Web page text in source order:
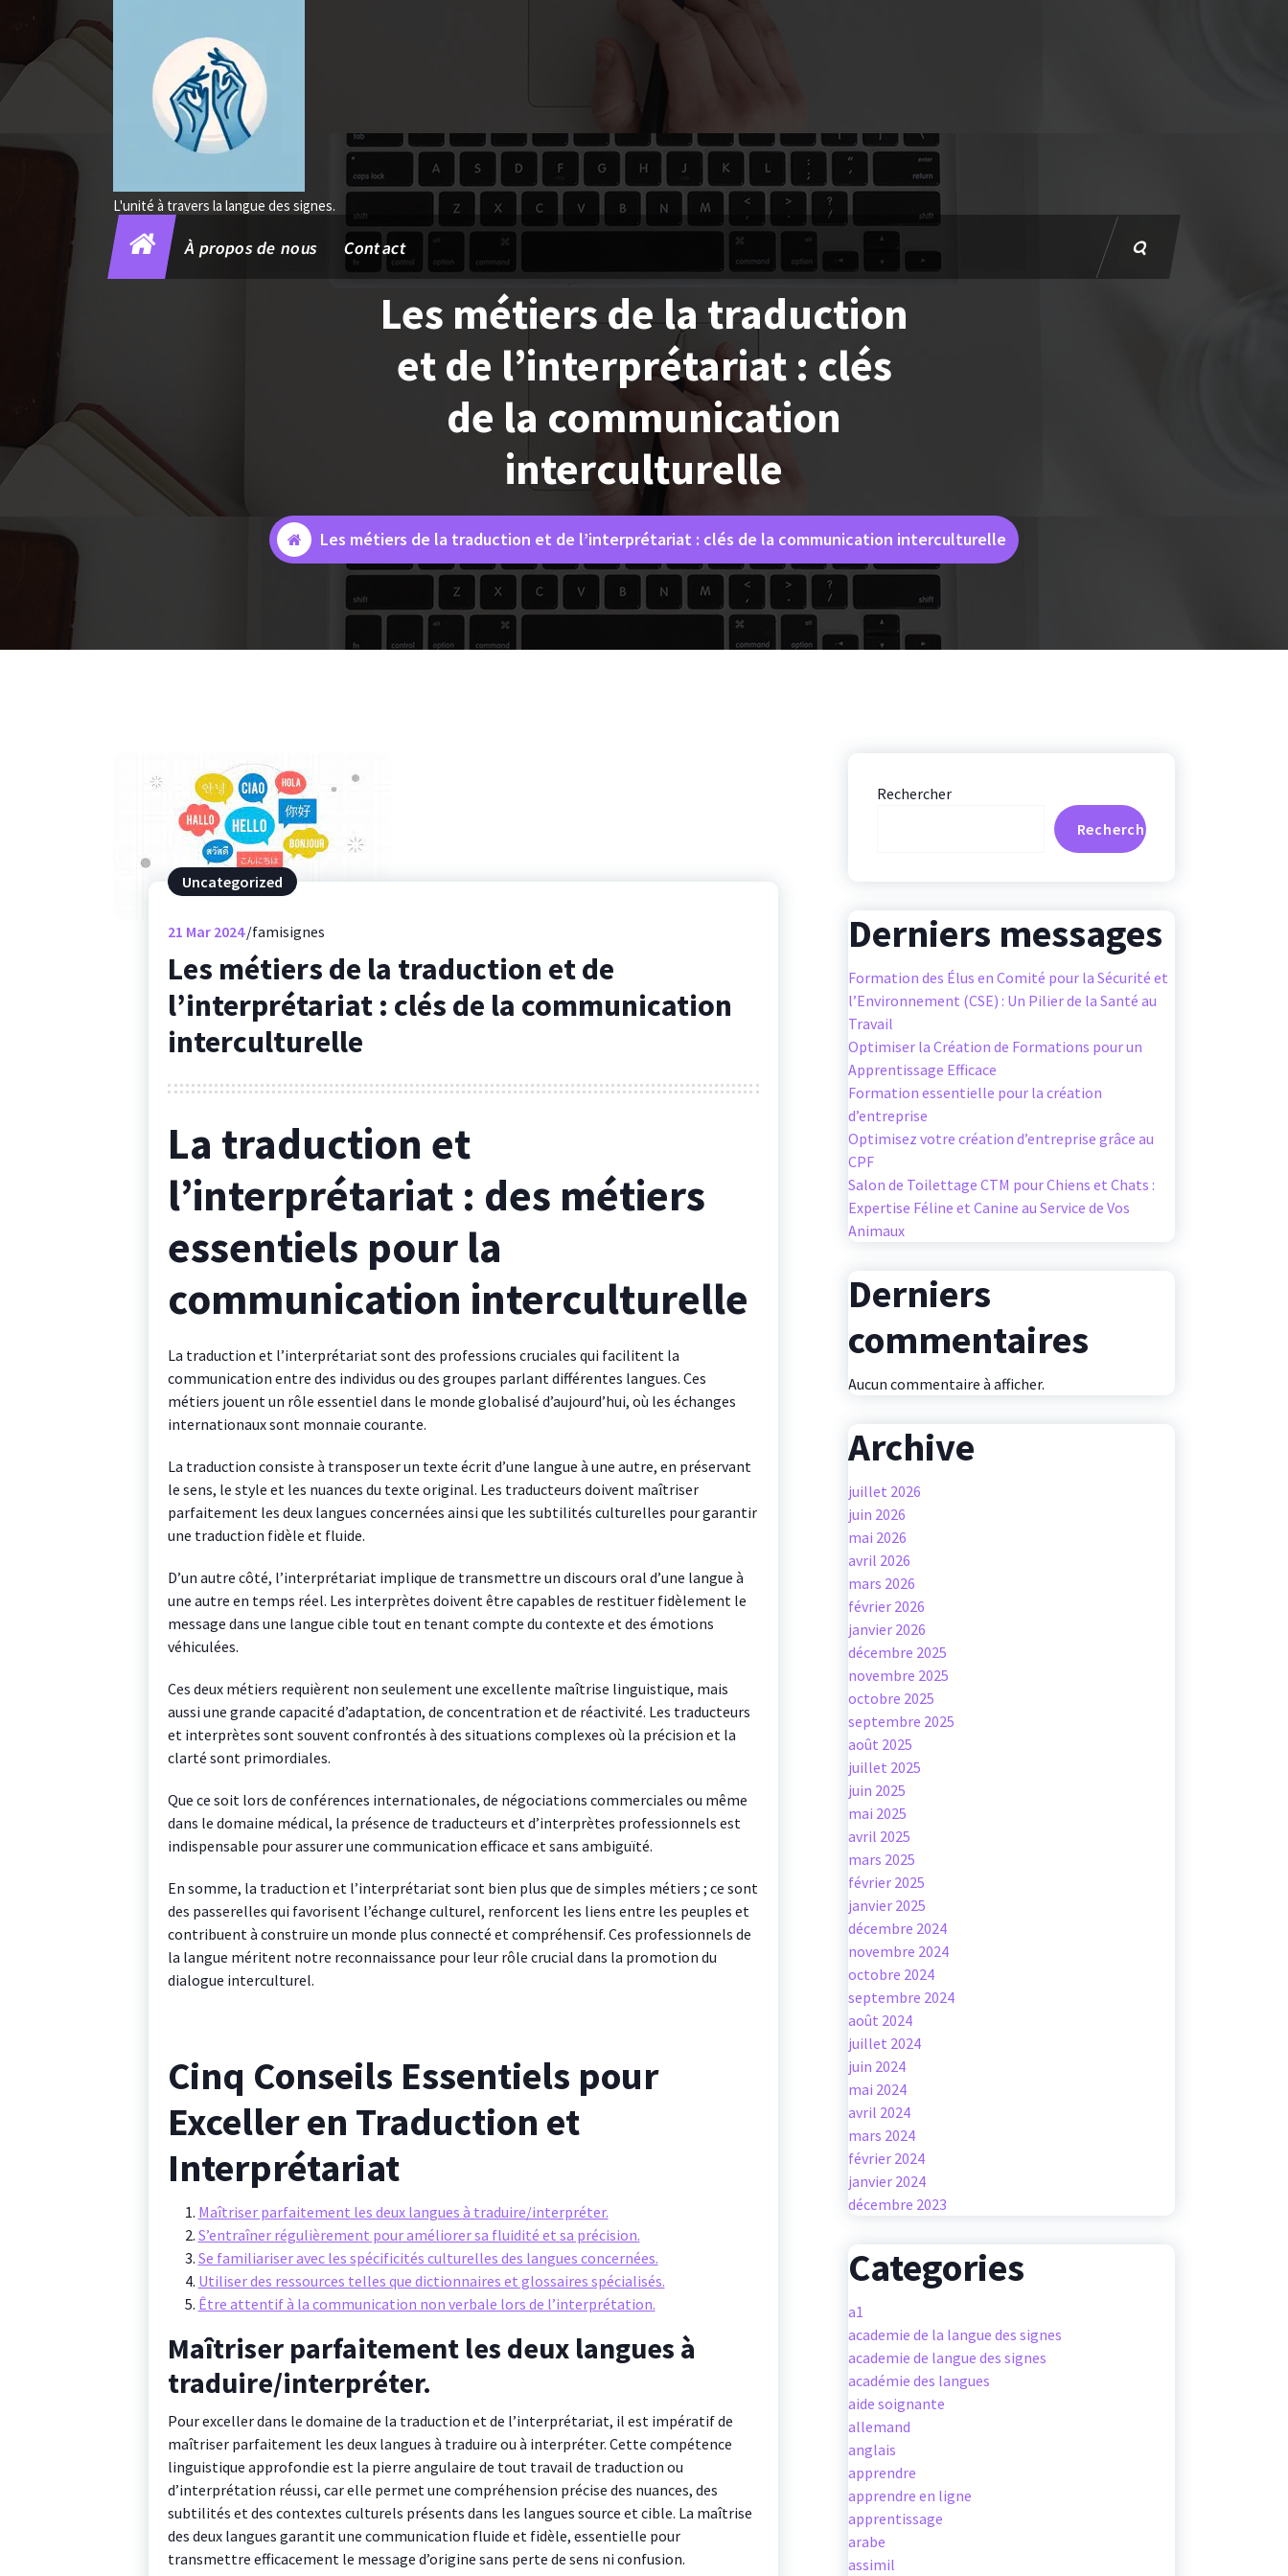
contenu
L'unité à travers la langue des signes.
À propos de nous Contact
Les métiers de la traduction
et de l’interprétariat : clés
de la communication
interculturelle
Les métiers de la traduction et de l’interprétariat : clés de la communication interculturelle
Uncategorized
21 Mar 2024 famisignes
Les métiers de la traduction et de
l’interprétariat : clés de la communication
interculturelle
La traduction et
l’interprétariat : des métiers
essentiels pour la
communication interculturelle
La traduction et l’interprétariat sont des professions cruciales qui facilitent la
communication entre des individus ou des groupes parlant différentes langues. Ces
métiers jouent un rôle essentiel dans le monde globalisé d’aujourd’hui, où les échanges
internationaux sont monnaie courante.
La traduction consiste à transposer un texte écrit d’une langue à une autre, en préservant
le sens, le style et les nuances du texte original. Les traducteurs doivent maîtriser
parfaitement les deux langues concernées ainsi que les subtilités culturelles pour garantir
une traduction fidèle et fluide.
D’un autre côté, l’interprétariat implique de transmettre un discours oral d’une langue à
une autre en temps réel. Les interprètes doivent être capables de restituer fidèlement le
message dans une langue cible tout en tenant compte du contexte et des émotions
véhiculées.
Ces deux métiers requièrent non seulement une excellente maîtrise linguistique, mais
aussi une grande capacité d’adaptation, de concentration et de réactivité. Les traducteurs
et interprètes sont souvent confrontés à des situations complexes où la précision et la
clarté sont primordiales.
Que ce soit lors de conférences internationales, de négociations commerciales ou même
dans le domaine médical, la présence de traducteurs et d’interprètes professionnels est
indispensable pour assurer une communication efficace et sans ambiguïté.
En somme, la traduction et l’interprétariat sont bien plus que de simples métiers ; ce sont
des passerelles qui favorisent l’échange culturel, renforcent les liens entre les peuples et
contribuent à construire un monde plus connecté et compréhensif. Ces professionnels de
la langue méritent notre reconnaissance pour leur rôle crucial dans la promotion du
dialogue interculturel.
Cinq Conseils Essentiels pour
Exceller en Traduction et
Interprétariat
Maîtriser parfaitement les deux langues à traduire/interpréter.
S’entraîner régulièrement pour améliorer sa fluidité et sa précision.
Se familiariser avec les spécificités culturelles des langues concernées.
Utiliser des ressources telles que dictionnaires et glossaires spécialisés.
Être attentif à la communication non verbale lors de l’interprétation.
Maîtriser parfaitement les deux langues à
traduire/interpréter.
Pour exceller dans le domaine de la traduction et de l’interprétariat, il est impératif de
maîtriser parfaitement les deux langues à traduire ou à interpréter. Cette compétence
linguistique approfondie est la pierre angulaire de tout travail de traduction ou
d’interprétation réussi, car elle permet une compréhension précise des nuances, des
subtilités et des contextes culturels présents dans les langues source et cible. La maîtrise
des deux langues garantit une communication fluide et fidèle, essentielle pour
transmettre efficacement le message d’origine sans perte de sens ni confusion.
Rechercher
Rechercher
Derniers messages
Formation des Élus en Comité pour la Sécurité et
l’Environnement (CSE) : Un Pilier de la Santé au
Travail
Optimiser la Création de Formations pour un
Apprentissage Efficace
Formation essentielle pour la création
d’entreprise
Optimisez votre création d’entreprise grâce au
CPF
Salon de Toilettage CTM pour Chiens et Chats :
Expertise Féline et Canine au Service de Vos
Animaux
Derniers
commentaires
Aucun commentaire à afficher.
Archive
juillet 2026
juin 2026
mai 2026
avril 2026
mars 2026
février 2026
janvier 2026
décembre 2025
novembre 2025
octobre 2025
septembre 2025
août 2025
juillet 2025
juin 2025
mai 2025
avril 2025
mars 2025
février 2025
janvier 2025
décembre 2024
novembre 2024
octobre 2024
septembre 2024
août 2024
juillet 2024
juin 2024
mai 2024
avril 2024
mars 2024
février 2024
janvier 2024
décembre 2023
Categories
a1
academie de la langue des signes
academie de langue des signes
académie des langues
aide soignante
allemand
anglais
apprendre
apprendre en ligne
apprentissage
arabe
assimil